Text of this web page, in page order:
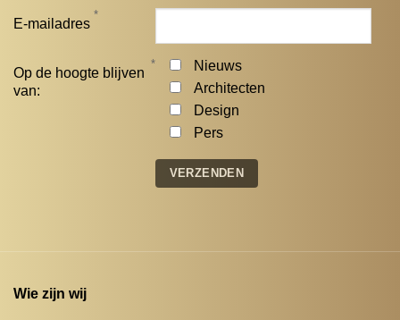
E-mailadres
*
Op de hoogte blijven
van:
*
Nieuws
Architecten
Design
Pers
Wie zijn wij